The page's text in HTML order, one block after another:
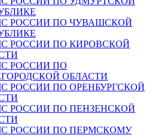
РОССИИ ПО ЧУВАШСКОЙ
РОССИИ ПО КИРОВСКОЙ
РОССИИ ПО
ОБЛАСТИ
РОССИИ ПО ОРЕНБУРГСКОЙ
РОССИИ ПО ПЕНЗЕНСКОЙ
РОССИИ ПО ПЕРМСКОМУ